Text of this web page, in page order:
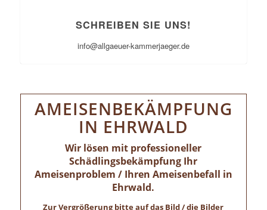
SCHREIBEN SIE UNS!
info@allgaeuer-kammerjaeger.de
AMEISENBEKÄMPFUNG
IN EHRWALD
Wir lösen mit professioneller
Schädlingsbekämpfung Ihr
Ameisenproblem / Ihren Ameisenbefall in
Ehrwald.
Zur Vergrößerung bitte auf das Bild / die Bilder